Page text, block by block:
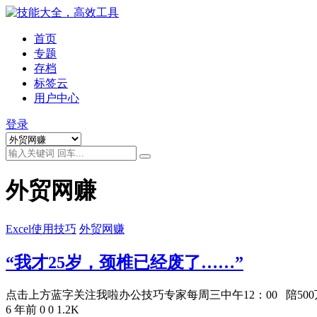
首页
专题
存档
标签云
用户中心
登录
外贸网赚
Excel使用技巧 外贸网赚
“我才25岁，颈椎已经废了……”
点击上方蓝字关注我啦办公技巧专家每周三中午12：00 陪500
6 年前 0 0 1.2K